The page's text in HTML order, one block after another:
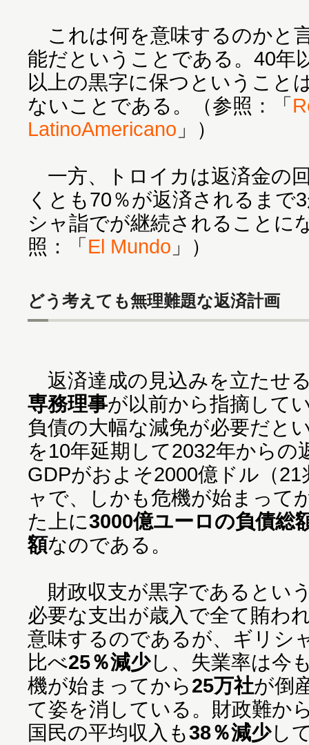
これは何を意味するのかと
能だということである。40年
以上の黒字に保つということ
ないことである。（参照：「
LatinoAmericano 」）
一方、トロイカは返済金の
くとも70％が返済されるまで
シャ詣でが継続されることに
照：「El Mundo 」）
どう考えても無理難題な返済計画
返済達成の見込みを立たせ
専務理事が以前から指摘して
負債の大幅な減免が必要だと
を10年延期して2032年からの
GDPがおよそ2000億ドル（
ャで、しかも危機が始まって
た上に3000億ユーロの負債総
額なのである。
財政収支が黒字であるとい
必要な支出が歳入で全て賄わ
意味するのであるが、ギリシ
比べ25％減少し、失業率は今
機が始まってから25万社が倒
て姿を消している。財政難か
国民の平均収入も38％減少し